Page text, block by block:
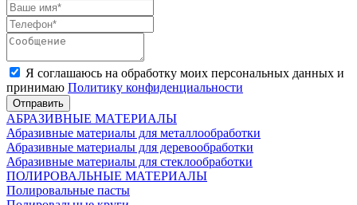
Я соглашаюсь на обработку моих персональных данных и
принимаю Политику конфиденциальности
Отправить
АБРАЗИВНЫЕ МАТЕРИАЛЫ
Абразивные материалы для металлообработки
Абразивные материалы для деревообработки
Абразивные материалы для стеклообработки
ПОЛИРОВАЛЬНЫЕ МАТЕРИАЛЫ
Полировальные пасты